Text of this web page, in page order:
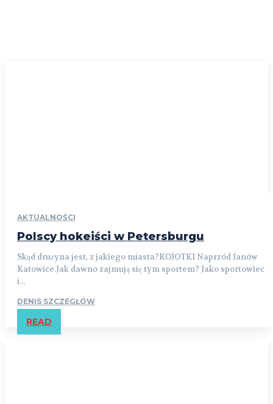
AKTUALNOŚCI
Polscy hokeiści w Petersburgu
Skąd drużyna jest, z jakiego miasta?KOJOTKI Naprzód Janów
Katowice.Jak dawno zajmują się tym sportem? Jako sportowiec
i...
DENIS SZCZEGŁÓW
READ